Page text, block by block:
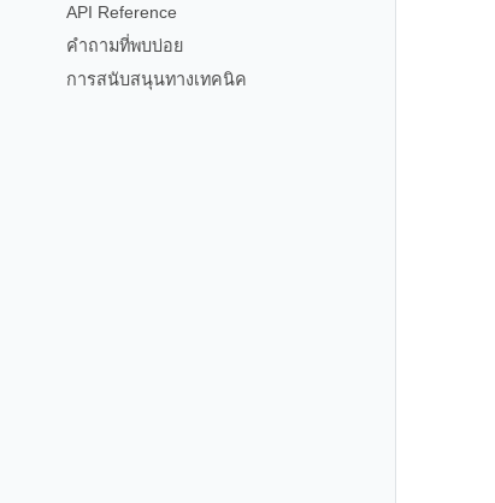
API Reference
คำถามที่พบบ่อย
การสนับสนุนทางเทคนิค